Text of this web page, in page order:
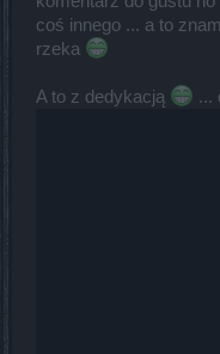
coś innego ... a to
rzeka
A to z dedykacją ...